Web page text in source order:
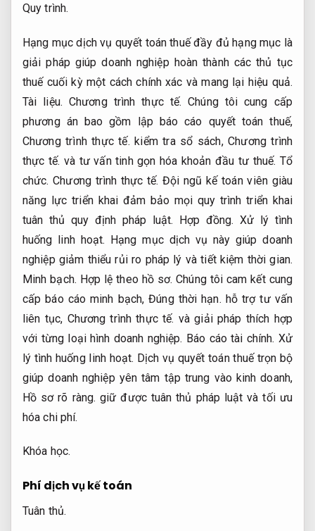
Quy trình.
Hạng mục dịch vụ quyết toán thuế đầy đủ hạng mục là
giải pháp giúp doanh nghiệp hoàn thành các thủ tục
thuế cuối kỳ một cách chính xác và mang lại hiệu quả.
Tài liệu. Chương trình thực tế. Chúng tôi cung cấp
phương án bao gồm lập báo cáo quyết toán thuế,
Chương trình thực tế. kiểm tra sổ sách,Chương trình
thực tế. và tư vấn tinh gọn hóa khoản đầu tư thuế. Tổ
chức. Chương trình thực tế. Đội ngũ kế toán viên giàu
năng lực triển khai đảm bảo mọi quy trình triển khai
tuân thủ quy định pháp luật. Hợp đồng. Xử lý tình
huống linh hoạt. Hạng mục dịch vụ này giúp doanh
nghiệp giảm thiểu rủi ro pháp lý và tiết kiệm thời gian.
Minh bạch. Hợp lệ theo hồ sơ. Chúng tôi cam kết cung
cấp báo cáo minh bạch,Đúng thời hạn. hỗ trợ tư vấn
liên tục, Chương trình thực tế. và giải pháp thích hợp
với từng loại hình doanh nghiệp. Báo cáo tài chính. Xử
lý tình huống linh hoạt. Dịch vụ quyết toán thuế trọn bộ
giúp doanh nghiệp yên tâm tập trung vào kinh doanh,
Hồ sơ rõ ràng. giữ được tuân thủ pháp luật và tối ưu
hóa chi phí.
Khóa học.
Phí dịch vụ kế toán
Tuân thủ.